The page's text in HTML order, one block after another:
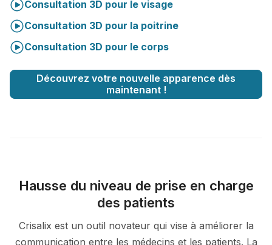
Consultation 3D pour le visage
Consultation 3D pour la poitrine
Consultation 3D pour le corps
Découvrez votre nouvelle apparence dès
maintenant !
Hausse du niveau de prise en charge
des patients
Crisalix est un outil novateur qui vise à améliorer la
communication entre les médecins et les patients. La